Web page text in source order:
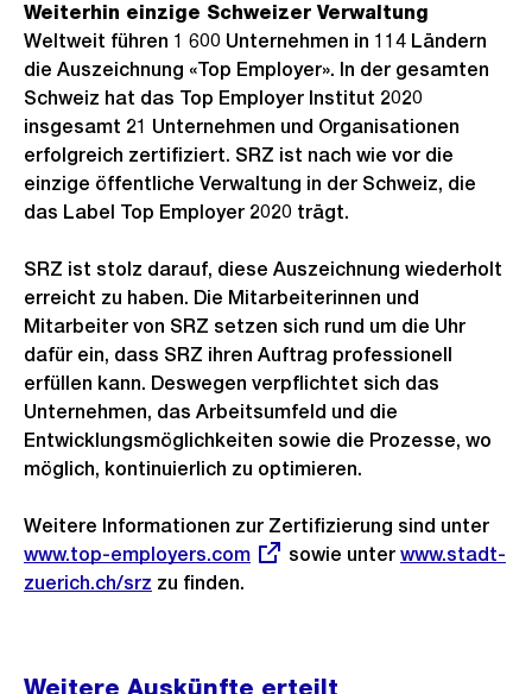
Weiterhin einzige Schweizer Verwaltung
Weltweit führen 1 600 Unternehmen in 114 Ländern
die Auszeichnung «Top Employer». In der gesamten
Schweiz hat das Top Employer Institut 2020
insgesamt 21 Unternehmen und Organisationen
erfolgreich zertifiziert. SRZ ist nach wie vor die
einzige öffentliche Verwaltung in der Schweiz, die
das Label Top Employer 2020 trägt.
SRZ ist stolz darauf, diese Auszeichnung wiederholt
erreicht zu haben. Die Mitarbeiterinnen und
Mitarbeiter von SRZ setzen sich rund um die Uhr
dafür ein, dass SRZ ihren Auftrag professionell
erfüllen kann. Deswegen verpflichtet sich das
Unternehmen, das Arbeitsumfeld und die
Entwicklungsmöglichkeiten sowie die Prozesse, wo
möglich, kontinuierlich zu optimieren.
Weitere Informationen zur Zertifizierung sind unter
Link:
www.top-employers.com sowie unter www.stadt-
zuerich.ch/srz zu finden.
Weitere
Weitere Auskünfte erteilt